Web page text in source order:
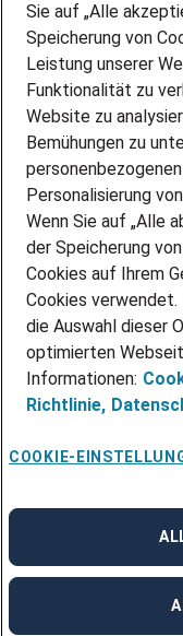
DEINE
PARTNERSHIP WITH
INITIATIV BEWERBEN
ÜBER UNS
STANDORTE
BLOG
PRESSE
KONTAKT
@Adecco 2026
IMPRESSUM
DATENSCHUTZ
COOKIE-RICHTLINIEN
BESCHWERDESTELLE
linkedinFacebook
Instagram
Sie auf „Alle
Speicherung von
Leistung unserer
Funktionalität zu
Website zu
Bemühungen zu
Personalisierung
Wenn Sie auf „Alle
der Speicherung
Cookies auf Ihrem
Cookies
die Auswahl dieser
optimierten
Informationen:
Richtlinie,
COOKIE-